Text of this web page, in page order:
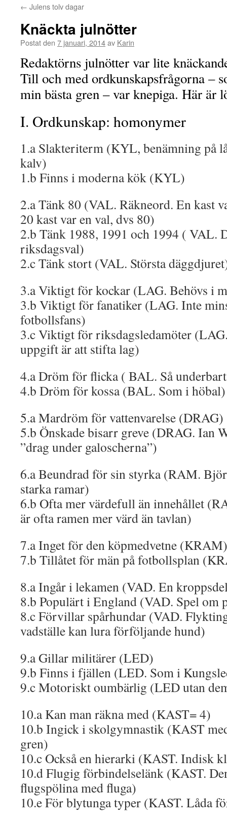
← Julens tolv dagar
Knäckta julnötter
Postat den 7 januari, 2014av Karin
Redaktörns julnötter var lite
Till och med ordkunskapsfrågorna –
min bästa gren – var knepiga. Här är
I. Ordkunskap: homonymer
1.a Slakteriterm (KYL, benämning på
kalv)
1.b Finns i moderna kök (KYL)
2.a Tänk 80 (VAL. Räkneord. En kast
20 kast var en val, dvs 80)
2.b Tänk 1988, 1991 och 1994 ( VAL.
riksdagsval)
2.c Tänk stort (VAL. Största
3.a Viktigt för kockar (LAG. Behövs i
3.b Viktigt för fanatiker (LAG. Inte
fotbollsfans)
3.c Viktigt för riksdagsledamöter
uppgift är att stifta lag)
4.a Dröm för flicka ( BAL. Så
4.b Dröm för kossa (BAL. Som i höbal)
5.a Mardröm för vattenvarelse (DRAG)
5.b Önskade bisarr greve (DRAG. Ian
”drag under galoscherna”)
6.a Beundrad för sin styrka (RAM.
starka ramar)
6.b Ofta mer värdefull än innehållet
är ofta ramen mer värd än tavlan)
7.a Inget för den köpmedvetne (KRAM)
7.b Tillåtet för män på fotbollsplan
8.a Ingår i lekamen (VAD. En
8.b Populärt i England (VAD. Spel om
8.c Förvillar spårhundar (VAD.
vadställe kan lura förföljande hund)
9.a Gillar militärer (LED)
9.b Finns i fjällen (LED. Som i
9.c Motoriskt oumbärlig (LED utan
10.a Kan man räkna med (KAST= 4)
10.b Ingick i skolgymnastik (KAST
gren)
10.c Också en hierarki (KAST. Indisk
10.d Flugig förbindelselänk (KAST.
flugspölina med fluga)
10.e För blytunga typer (KAST. Låda